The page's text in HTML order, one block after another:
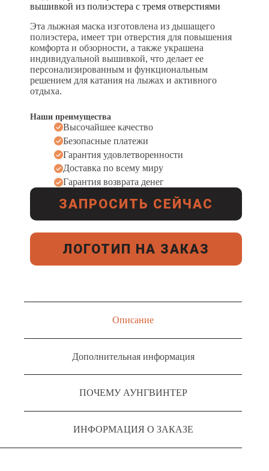
вышивкой из полиэстера с тремя отверстиями
Эта лыжная маска изготовлена из дышащего
полиэстера, имеет три отверстия для повышения
комфорта и обзорности, а также украшена
индивидуальной вышивкой, что делает ее
персонализированным и функциональным
решением для катания на лыжах и активного
отдыха.
Наши преимущества
Высочайшее качество
Безопасные платежи
Гарантия удовлетворенности
Доставка по всему миру
Гарантия возврата денег
ЗАПРОСИТЬ СЕЙЧАС
ЛОГОТИП НА ЗАКАЗ
Описание
Дополнительная информация
ПОЧЕМУ АУНГВИНТЕР
ИНФОРМАЦИЯ О ЗАКАЗЕ